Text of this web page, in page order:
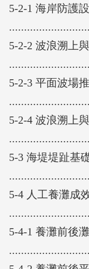
5-2-1 海岸防護
5-2-2 波浪溯上
5-2-3 平面波場
5-2-4 波浪溯上
5-3 海堤堤趾基
5-4 人工養灘成
5-4-1 養灘前後